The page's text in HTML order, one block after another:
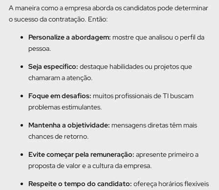
A maneira como a empresa aborda os candidatos pode determinar
o sucesso da contratação. Então:
Personalize a abordagem: mostre que analisou o perfil da
pessoa.
Seja específico: destaque habilidades ou projetos que
chamaram a atenção.
Foque em desafios: muitos profissionais de TI buscam
problemas estimulantes.
Mantenha a objetividade: mensagens diretas têm mais
chances de retorno.
Evite começar pela remuneração: apresente primeiro a
proposta de valor e a cultura da empresa.
Respeite o tempo do candidato: ofereça horários flexíveis